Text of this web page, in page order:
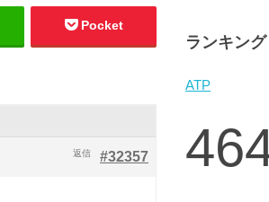
Pocket
#32357
返信
ランキング
ATP